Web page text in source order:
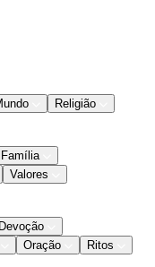
Religião
Família
Valores
Devoção
Oração
Ritos